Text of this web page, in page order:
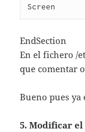
Screen
EndSection
En el fichero /
que comentar
Bueno pues
5. Modificar